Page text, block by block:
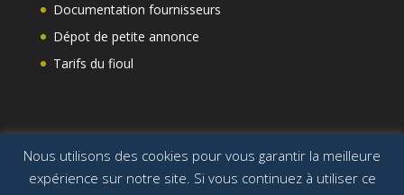
Documentation fournisseurs
Dépot de petite annonce
Tarifs du fioul
Nous utilisons des cookies pour vous garantir la meilleure
expérience sur notre site. Si vous continuez à utiliser ce